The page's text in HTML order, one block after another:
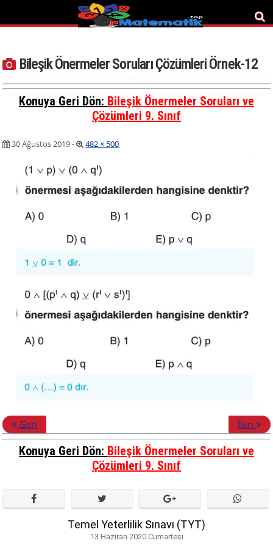
Bileşik Önermeler Soruları Çözümleri Örnek-12
Konuya Geri Dön: Bileşik Önermeler Soruları ve
Çözümleri 9. Sınıf
30 Ağustos 2019- 482 × 500
Geri İleri
Konuya Geri Dön: Bileşik Önermeler Soruları ve
Çözümleri 9. Sınıf
Temel Yeterlilik Sınavı (TYT)
13 Haziran 2020 Cumartesi